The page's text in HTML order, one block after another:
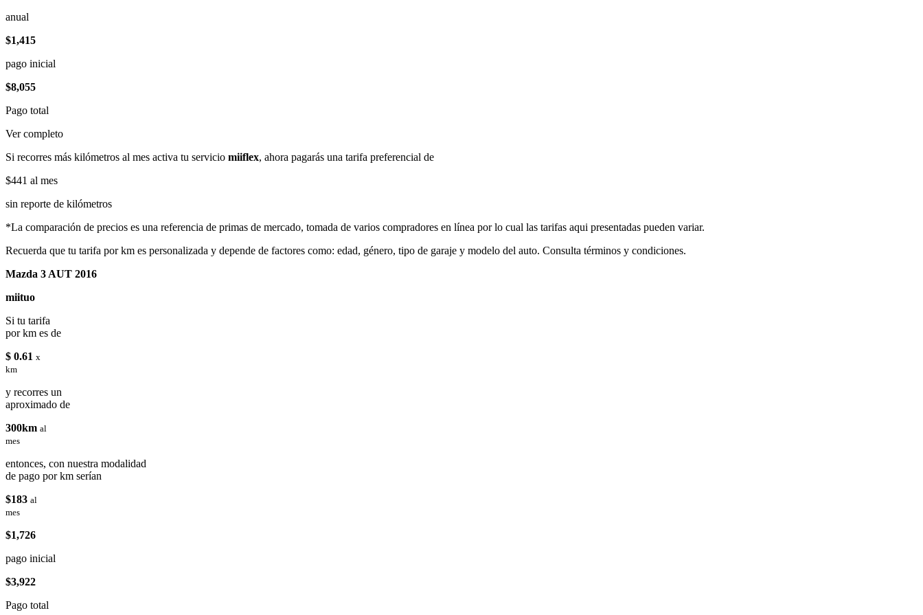
anual
$1,415
pago inicial
$8,055
Pago total
Ver completo
Si recorres más kilómetros al mes activa tu servicio miiflex, ahora pagarás una tarifa preferencial de
$441 al mes
sin reporte de kilómetros
*La comparación de precios es una referencia de primas de mercado, tomada de varios compradores en línea por lo cual las tarifas aqui presentadas pueden variar.
Recuerda que tu tarifa por km es personalizada y depende de factores como: edad, género, tipo de garaje y modelo del auto. Consulta términos y condiciones.
Mazda 3 AUT 2016
miituo
Si tu tarifa
por km es de
$ 0.61 x
km
y recorres un
aproximado de
300km al
mes
entonces, con nuestra modalidad
de pago por km serían
$183 al
mes
$1,726
pago inicial
$3,922
Pago total